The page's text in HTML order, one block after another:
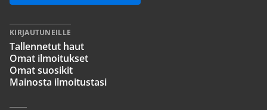
KIRJAUTUNEILLE
Tallennetut haut
Omat ilmoitukset
Omat suosikit
Mainosta ilmoitustasi